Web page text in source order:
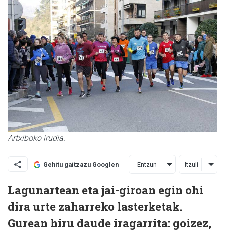
Artxiboko irudia.
Gehitu gaitzazu Googlen Entzun Itzuli
Lagunartean eta jai-giroan egin ohi
dira urte zaharreko lasterketak.
Gurean hiru daude iragarrita: goizez,